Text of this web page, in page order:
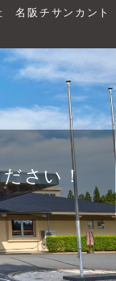
名阪チサンカント
さい！